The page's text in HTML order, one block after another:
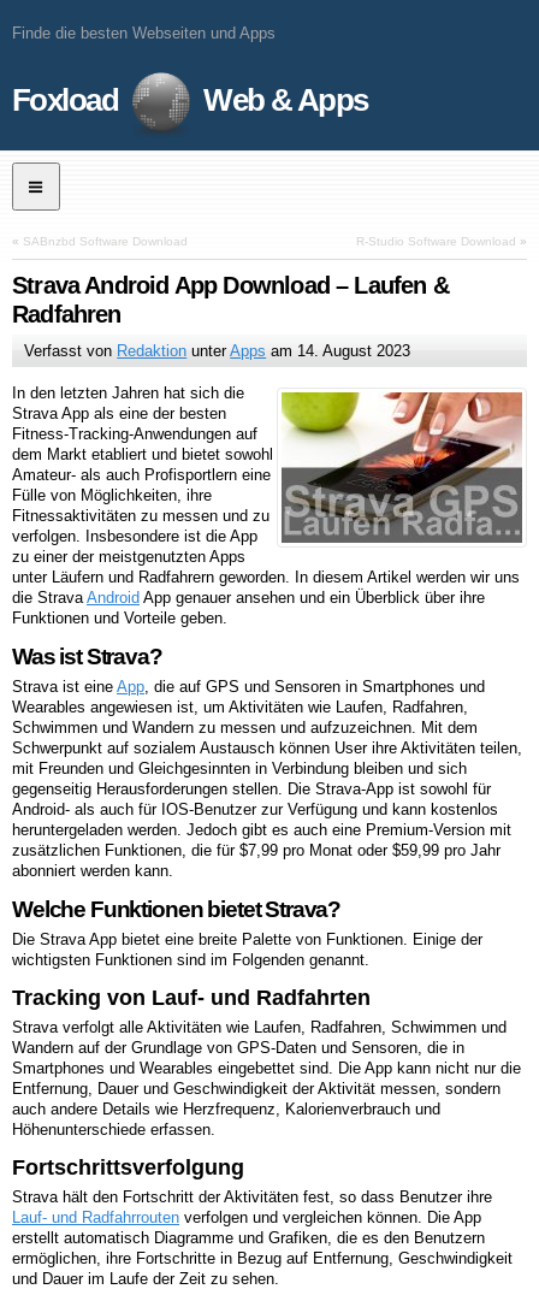
Finde die besten Webseiten und Apps
Foxload Web & Apps
« SABnzbd Software Download R-Studio Software Download »
Strava Android App Download – Laufen &
Radfahren
Verfasst von Redaktion unterApps am 14. August 2023
In den letzten Jahren hat sich die
Strava App als eine der besten
Fitness-Tracking-Anwendungen auf
dem Markt etabliert und bietet sowohl
Amateur- als auch Profisportlern eine
Fülle von Möglichkeiten, ihre
Fitnessaktivitäten zu messen und zu
verfolgen. Insbesondere ist die App
zu einer der meistgenutzten Apps
unter Läufern und Radfahrern geworden. In diesem Artikel werden wir uns
die StravaAndroid App genauer ansehen und ein Überblick über ihre
Funktionen und Vorteile geben.
Was ist Strava?
Strava ist eine App , die auf GPS und Sensoren in Smartphones und
Wearables angewiesen ist, um Aktivitäten wie Laufen, Radfahren,
Schwimmen und Wandern zu messen und aufzuzeichnen. Mit dem
Schwerpunkt auf sozialem Austausch können User ihre Aktivitäten teilen,
mit Freunden und Gleichgesinnten in Verbindung bleiben und sich
gegenseitig Herausforderungen stellen. Die Strava-App ist sowohl für
Android- als auch für IOS-Benutzer zur Verfügung und kann kostenlos
heruntergeladen werden. Jedoch gibt es auch eine Premium-Version mit
zusätzlichen Funktionen, die für $7,99 pro Monat oder $59,99 pro Jahr
abonniert werden kann.
Welche Funktionen bietet Strava?
Die Strava App bietet eine breite Palette von Funktionen. Einige der
wichtigsten Funktionen sind im Folgenden genannt.
Tracking von Lauf- und Radfahrten
Strava verfolgt alle Aktivitäten wie Laufen, Radfahren, Schwimmen und
Wandern auf der Grundlage von GPS-Daten und Sensoren, die in
Smartphones und Wearables eingebettet sind. Die App kann nicht nur die
Entfernung, Dauer und Geschwindigkeit der Aktivität messen, sondern
auch andere Details wie Herzfrequenz, Kalorienverbrauch und
Höhenunterschiede erfassen.
Fortschrittsverfolgung
Strava hält den Fortschritt der Aktivitäten fest, so dass Benutzer ihre
Lauf- und Radfahrrouten verfolgen und vergleichen können. Die App
erstellt automatisch Diagramme und Grafiken, die es den Benutzern
ermöglichen, ihre Fortschritte in Bezug auf Entfernung, Geschwindigkeit
und Dauer im Laufe der Zeit zu sehen.